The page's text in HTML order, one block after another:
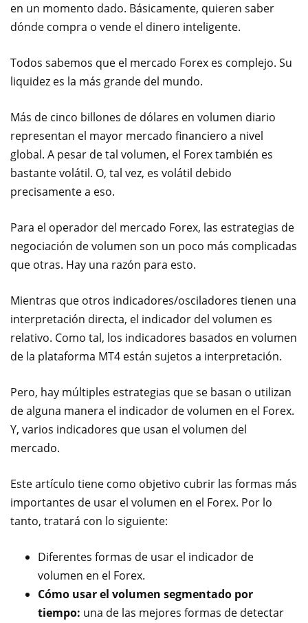
en un momento dado. Básicamente, quieren saber
dónde compra o vende el dinero inteligente.
Todos sabemos que el mercado Forex es complejo. Su
liquidez es la más grande del mundo.
Más de cinco billones de dólares en volumen diario
representan el mayor mercado financiero a nivel
global. A pesar de tal volumen, el Forex también es
bastante volátil. O, tal vez, es volátil debido
precisamente a eso.
Para el operador del mercado Forex, las estrategias de
negociación de volumen son un poco más complicadas
que otras. Hay una razón para esto.
Mientras que otros indicadores/osciladores tienen una
interpretación directa, el indicador del volumen es
relativo. Como tal, los indicadores basados en volumen
de la plataforma MT4 están sujetos a interpretación.
Pero, hay múltiples estrategias que se basan o utilizan
de alguna manera el indicador de volumen en el Forex.
Y, varios indicadores que usan el volumen del
mercado.
Este artículo tiene como objetivo cubrir las formas más
importantes de usar el volumen en el Forex. Por lo
tanto, tratará con lo siguiente:
Diferentes formas de usar el indicador de
volumen en el Forex.
Cómo usar el volumen segmentado por
tiempo: una de las mejores formas de detectar